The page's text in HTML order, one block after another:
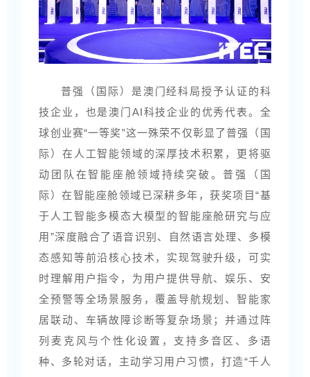
普强（国际）是澳门经科局授予认证的科
技企业，也是澳门AI科技企业的优秀代表。全
球创业赛“一等奖”这一殊荣不仅彰显了普强（国
际）在人工智能领域的深厚技术积累，更将驱
动团队在智能座舱领域持续突破。普强（国
际）在智能座舱领域已深耕多年，获奖项目“基
于人工智能多模态大模型的智能座舱研究与应
用”深度融合了语音识别、自然语言处理、多模
态感知等前沿核心技术，实现驾驶升级，可实
时理解用户指令，为用户提供导航、娱乐、安
全预警等全场景服务，覆盖导航规划、智能家
居联动、车辆故障诊断等复杂场景；并通过阵
列麦克风与个性化设置，支持多音区、多语
种、多轮对话，主动学习用户习惯，打造“千人